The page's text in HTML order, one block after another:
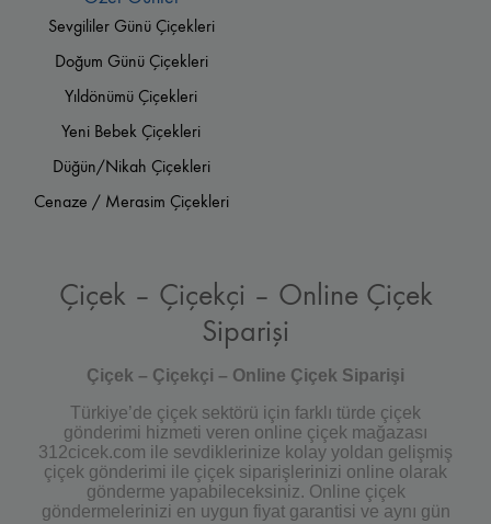
Sevgililer Günü Çiçekleri
Doğum Günü Çiçekleri
Yıldönümü Çiçekleri
Yeni Bebek Çiçekleri
Düğün/Nikah Çiçekleri
Cenaze / Merasim Çiçekleri
Çiçek – Çiçekçi – Online Çiçek
Siparişi
Çiçek – Çiçekçi – Online Çiçek Siparişi
Türkiye’de çiçek sektörü için farklı türde çiçek
gönderimi hizmeti veren online çiçek mağazası
312cicek.com ile sevdiklerinize kolay yoldan gelişmiş
çiçek gönderimi ile çiçek siparişlerinizi online olarak
gönderme yapabileceksiniz. Online çiçek
göndermelerinizi en uygun fiyat garantisi ve aynı gün